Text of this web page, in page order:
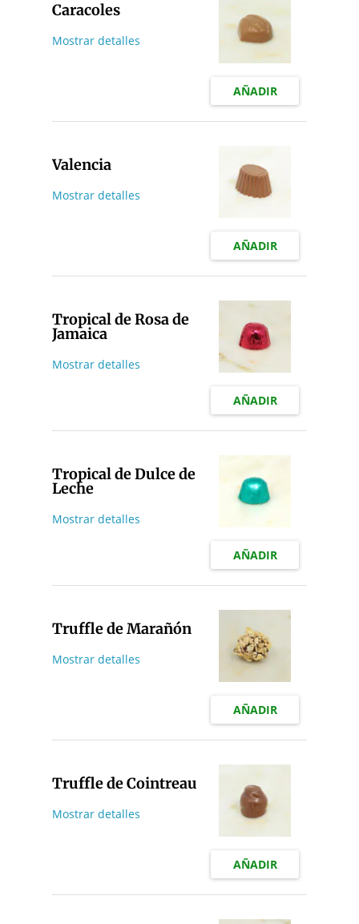
Caracoles
Mostrar detalles
AÑADIR
Valencia
Mostrar detalles
AÑADIR
Tropical de Rosa de
Jamaica
Mostrar detalles
AÑADIR
Tropical de Dulce de
Leche
Mostrar detalles
AÑADIR
Truffle de Marañón
Mostrar detalles
AÑADIR
Truffle de Cointreau
Mostrar detalles
AÑADIR